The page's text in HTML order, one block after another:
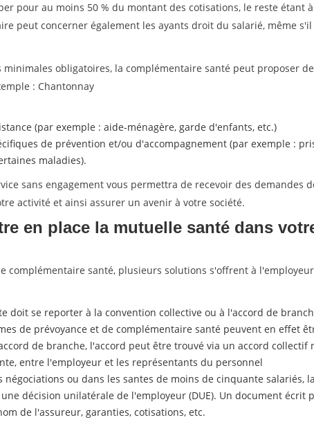
pour au moins 50 % du montant des cotisations, le reste étant
peut concerner également les ayants droit du salarié, même
minimales obligatoires, la complémentaire santé peut proposer
: Chantonnay
(par exemple : aide-ménagère, garde d'enfants, etc.)
de prévention et/ou d'accompagnement (par exemple :
maladies).
sans engagement vous permettra de recevoir des demandes
activité et ainsi assurer un avenir à votre société.
en place la mutuelle santé dans
complémentaire santé, plusieurs solutions s'offrent à
doit se reporter à la convention collective ou à l'accord de
de prévoyance et de complémentaire santé peuvent en effet
de branche, l'accord peut être trouvé via un accord collectif
entre l'employeur et les représentants du personnel
négociations ou dans les santes de moins de cinquante salariés,
décision unilatérale de l'employeur (DUE). Un document écrit
de l'assureur, garanties, cotisations, etc.